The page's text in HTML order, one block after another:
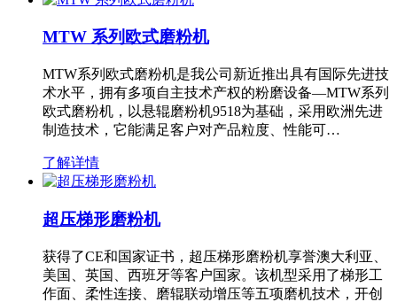
MTW 系列欧式磨粉机
MTW系列欧式磨粉机是我公司新近推出具有国际先进技
术水平，拥有多项自主技术产权的粉磨设备—MTW系列
欧式磨粉机，以悬辊磨粉机9518为基础，采用欧洲先进
制造技术，它能满足客户对产品粒度、性能可…
了解详情
超压梯形磨粉机
获得了CE和国家证书，超压梯形磨粉机享誉澳大利亚、
美国、英国、西班牙等客户国家。该机型采用了梯形工
作面、柔性连接、磨辊联动增压等五项磨机技术，开创